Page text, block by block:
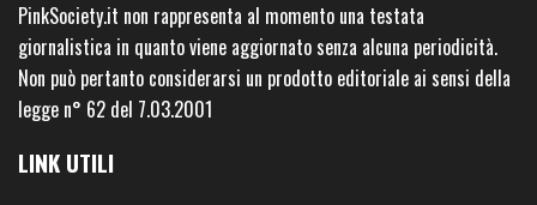
PinkSociety.it non rappresenta al momento una testata
giornalistica in quanto viene aggiornato senza alcuna periodicità.
Non può pertanto considerarsi un prodotto editoriale ai sensi della
legge n° 62 del 7.03.2001
LINK UTILI